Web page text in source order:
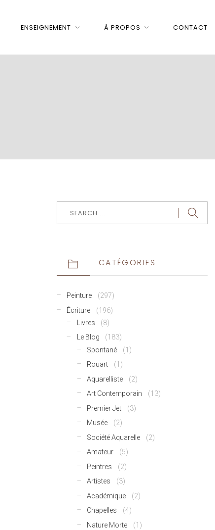
ENSEIGNEMENT À PROPOS CONTACT
CATÉGORIES
Peinture
(297)
Écriture
(196)
Livres
(8)
Le Blog
(183)
Spontané
(1)
Rouart
(1)
Aquarelliste
(2)
Art Contemporain
(13)
Premier Jet
(3)
Musée
(2)
Société Aquarelle
(2)
Amateur
(5)
Peintres
(2)
Artistes
(3)
Académique
(2)
Chapelles
(4)
Nature Morte
(1)